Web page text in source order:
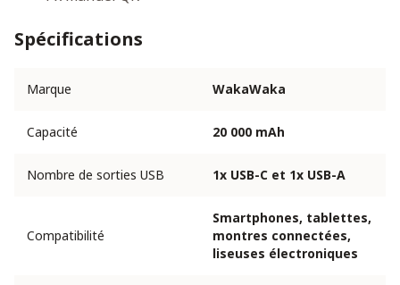
Spécifications
Marque WakaWaka
Capacité 20 000 mAh
Nombre de sorties USB 1x USB-C et 1x USB-A
Compatibilité
Smartphones, tablettes,
montres connectées,
liseuses électroniques